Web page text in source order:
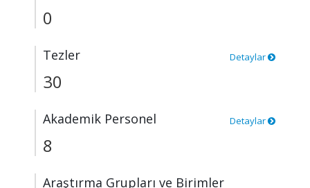
0
Tezler Detaylar
30
Akademik Personel Detaylar
8
Araştırma Grupları ve Birimler